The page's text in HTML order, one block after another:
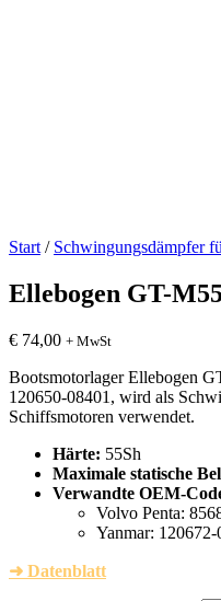
Start / Schwingungsdämpfer
Ellebogen GT-
€ 74,00 + MwSt
Bootsmotorlager Ellebogen
120650-08401, wird als
Schiffsmotoren verwendet.
Härte: 55Sh
Maximale statische
Verwandte OEM-
Volvo Penta:
Yanmar:
➜ Datenblatt